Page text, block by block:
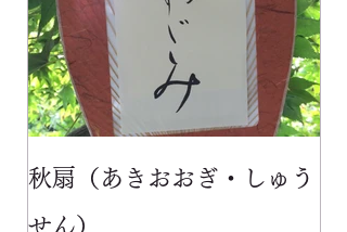
秋扇（あきおおぎ・しゅう
せん）